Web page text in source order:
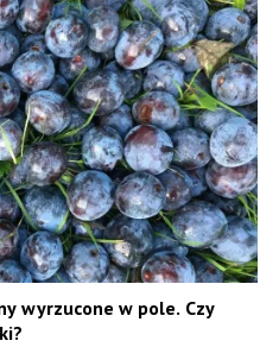
wyrzucone w pole. Czy